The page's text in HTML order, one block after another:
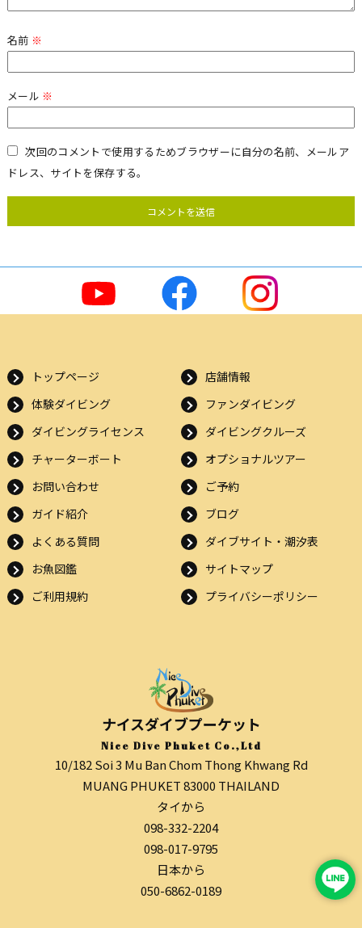
名前 ※
メール ※
次回のコメントで使用するためブラウザーに自分の名前、メールア
ドレス、サイトを保存する。
トップページ
店舗情報
体験ダイビング
ファンダイビング
ダイビングライセンス
ダイビングクルーズ
チャーターボート
オプショナルツアー
お問い合わせ
ご予約
ガイド紹介
ブログ
よくある質問
ダイブサイト・潮汐表
お魚図鑑
サイトマップ
ご利用規約
プライバシーポリシー
ナイスダイブプーケット
Nice Dive Phuket Co.,Ltd
10/182 Soi 3 Mu Ban Chom Thong Khwang Rd
MUANG PHUKET 83000 THAILAND
タイから
098-332-2204
098-017-9795
日本から
050-6862-0189